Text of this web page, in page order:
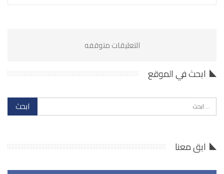
التعليقات متوقفه
ابحث في الموقع
ابق معنا